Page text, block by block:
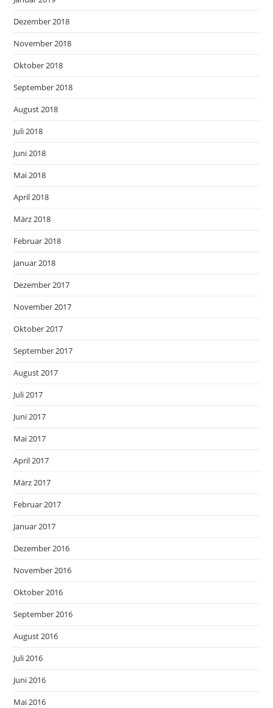
Dezember 2018
November 2018
Oktober 2018
September 2018
August 2018
Juli 2018
Juni 2018
Mai 2018
April 2018
März 2018
Februar 2018
Januar 2018
Dezember 2017
November 2017
Oktober 2017
September 2017
August 2017
Juli 2017
Juni 2017
Mai 2017
April 2017
März 2017
Februar 2017
Januar 2017
Dezember 2016
November 2016
Oktober 2016
September 2016
August 2016
Juli 2016
Juni 2016
Mai 2016